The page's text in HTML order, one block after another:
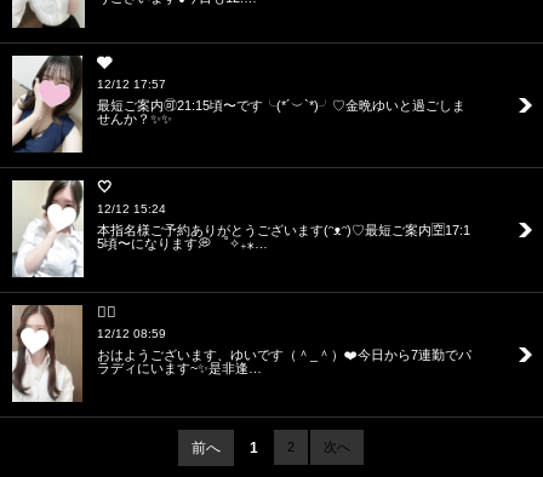
🩶
12/12 17:57
最短ご案内🉑21:15頃〜です╰(*´︶`*)╯♡金晩ゆいと過ごしま
せんか？✨✨
🤍
12/12 15:24
本指名様ご予約ありがとうございます(ᵔᴥᵔ)♡最短ご案内🈳17:1
5頃〜になります💭 ˚✧₊⁎…
❤️‍🔥
12/12 08:59
おはようございます、ゆいです（＾_＾）❤️今日から7連勤でパ
ラディにいます~✨是非逢…
前へ 1 2 次へ